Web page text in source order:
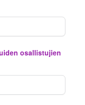
osallistujien